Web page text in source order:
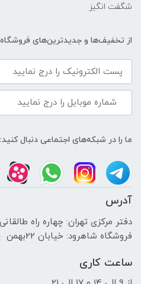
حافظه
---
نوع حافظه
SSD
سازنده
شگفت انگیز
از تخفیف‌ها و جدیدترین‌های
ما را در شبکه‌های اجتماعی دنبال کنید:
آدرس
دفتر مرکزی تهران: چهاره راه طالقانی
فروشگاه شاهرود: خیابان 22بهمن پاساژ صفری پلاک 76 الی 78
ساعت کاری